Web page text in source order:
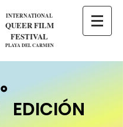
INTERNATIONAL
QUEER FILM
FESTIVAL
PLAYA DEL CARMEN
EDICIÓN
°